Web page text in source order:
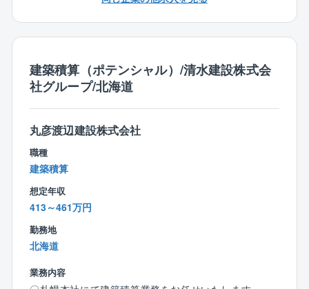
◎自らチームを率いて次世代を切り拓きたい方
◎地元で自分らしく働きたい方歓迎
◎先々まで安定した企業基盤のもと、専門性を究めた
【勤務地】
※勤務地はあなたの希望を考慮の上、決定します
※U、Iターン歓迎！
※転勤なし、コース選択可能（エリア限定の働き方）
◆元請け8割以上
あなぶきハウジングサービスの管理物件が2割以上
◆マンション・オフィスビル・ホテル等の大規模修繕
※スケルトン状態にしてからの店舗造作工事・一般住宅
内装工事
◆施工管理1人あたりの担当物件数
基本的に一人一現場、年間3現場程度
◆マンションの居住者が住んでおられる中での「居な
に現場からは撤退することが多いです。
◆現場詳細…1現場につき1～3名配置
◆工期…4ヶ月～1年程度
◆現場規模…3000万～3億（大型マンション・タワー
と大規模ですので、スキルアップを目指す方にお勧め
建築積算（ポテンシャル）/清水建設株式会
社グループ/北海道
丸彦渡辺建設株式会社
職種
建築積算
想定年収
413～461万円
勤務地
北海道
業務内容